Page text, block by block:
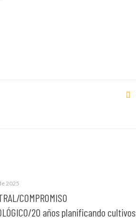
2025
COMPROMISO
20 años planificando cultivos